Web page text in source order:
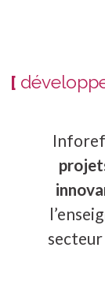
[
Inforef
secteur